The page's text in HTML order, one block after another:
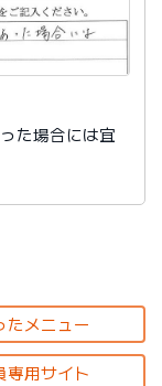
た場合には宜
たメニュー
専用サイト